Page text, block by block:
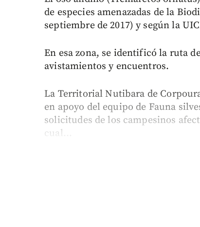
de especies amenazadas de la
septiembre de 2017) y según la
En esa zona, se identificó la ruta
avistamientos y encuentros.
La Territorial Nutibara de
en apoyo del equipo de Fauna
solicitudes de los campesinos
cual...